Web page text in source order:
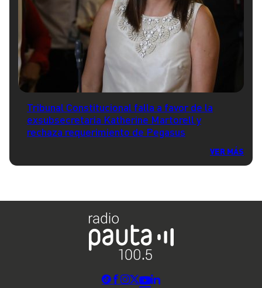
Tribunal Constitucional falla a favor de la
exsubsecretaria Katherine Martorell y
rechaza requerimiento de Pegasus
VER MÁS